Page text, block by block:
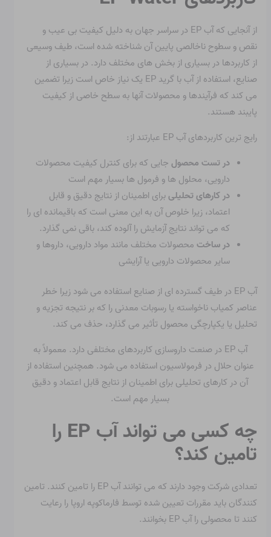
از آنجایی که آب EP در سراسر جهان به دلیل کیفیت بی عیب و
نقص و سطوح ناخالصی پایین آن شناخته شده است، طیف وسیعی
از کاربردها در بسیاری از بخش های مختلف دارد. در بسیاری از
صنایع، استفاده از آب با گرید EP یک نیاز خاص است زیرا تضمین
می کند که فرآیندها و محصولات آنها به سطح خاصی از کیفیت
پایبند هستند.
رایج ترین کاربردهای آب EP عبارتند از:
در تست محصول جایی که برای کنترل کیفیت محصولات
دارویی، محلول ها و فرمول ها بسیار مهم است
در کارهای تحلیلیبرای اطمینان از نتایج دقیق و قابل
اعتماد، زیرا خلوص آن به این معنی است که باقیمانده ای را
که می تواند نتایج آزمایش را آلوده کند، باقی نمی گذارد.
در ساخت محصولات مختلف مانند مواد دارویی، داروها و
سایر محصولات دارویی یا آرایشی
آب EP در طیف گسترده ای از صنایع استفاده می شود زیرا خطر
عناصر کمیاب ناخواسته یا رسوبات معدنی را که بر نتیجه تجزیه و
تحلیل یا یکپارچگی محصول تأثیر می گذارد، حذف می کند.
آب EP در صنعت داروسازی کاربردهای مختلفی دارد. معمولاً به
عنوان حلال در فرمولاسیون استفاده می شود. همچنین استفاده از
آن در کارهای تحلیلی برای اطمینان از نتایج قابل اعتماد و دقیق
بسیار مهم است.
چه کسی می تواند آب EP را
تامین کند؟
تعدادی شرکت وجود دارند که می توانند آب EP را تامین کنند. تامین
کنندگان باید مقررات تعیین شده توسط فارماکوپه اروپا را رعایت
کنند تا محصولی را آب EP بخوانند.